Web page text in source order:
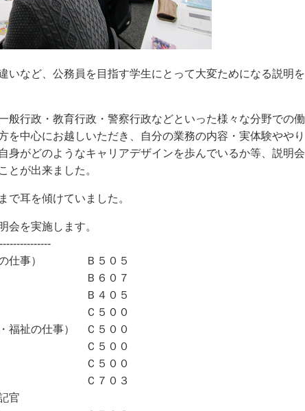
祉）対策プログラム
いなど、公務員を目指す学生にとって大変ためになる説明を
般行政・教育行政・警察行政などといった様々な分野での働
を中心にお越しいただき、自分の業務の内容・実体験ややり
身がどのようなキャリアデザインを歩んでいるか等、説明会
とが出来ました。
で耳を傾けていました。
会を実施します。
の仕事） Ｂ５０５
Ｂ６０７
官 Ｂ４０５
Ｃ５００
福祉の仕事） Ｃ５００
員 Ｃ５００
官 Ｃ５００
官 Ｃ７０３
官